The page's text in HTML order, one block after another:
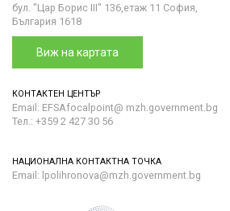
бул. "Цар Борис III" 136,етаж 11 София,
България 1618
Виж на картата
КОНТАКТЕН ЦЕНТЪР
Email: EFSAfocalpoint@ mzh.government.bg
Тел.: +359 2 427 30 56
НАЦИОНАЛНА КОНТАКТНА ТОЧКА
Email: lpolihronova@mzh.government.bg